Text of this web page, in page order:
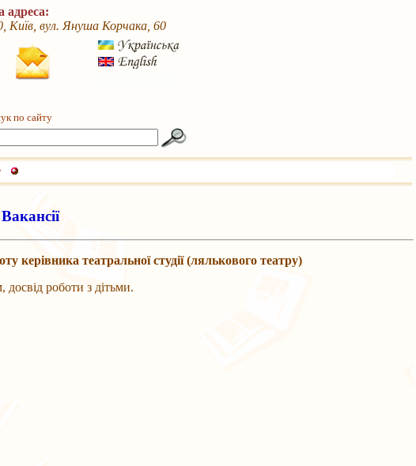
адреса:
Київ, вул. Януша Корчака, 60
по сайту
Вакансії
керівника театральної студії (лялькового театру)
досвід роботи з дітьми.